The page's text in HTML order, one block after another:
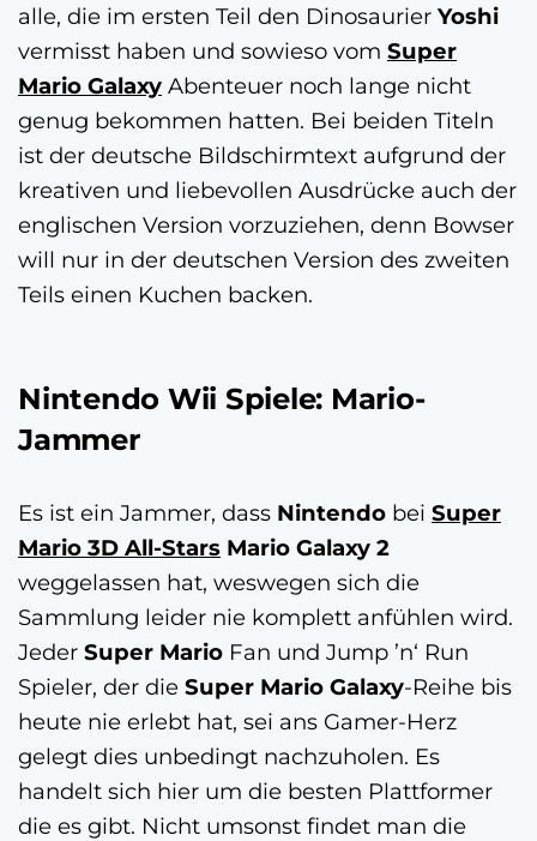
alle, die im ersten Teil den Dinosaurier Yoshi
vermisst haben und sowieso vom Super
Mario Galaxy Abenteuer noch lange nicht
genug bekommen hatten. Bei beiden Titeln
ist der deutsche Bildschirmtext aufgrund der
kreativen und liebevollen Ausdrücke auch der
englischen Version vorzuziehen, denn Bowser
will nur in der deutschen Version des zweiten
Teils einen Kuchen backen.
Nintendo Wii Spiele: Mario-
Jammer
Es ist ein Jammer, dass Nintendo bei Super
Mario 3D All-Stars Mario Galaxy 2
weggelassen hat, weswegen sich die
Sammlung leider nie komplett anfühlen wird.
Jeder Super Mario Fan und Jump ’n‘ Run
Spieler, der die Super Mario Galaxy-Reihe bis
heute nie erlebt hat, sei ans Gamer-Herz
gelegt dies unbedingt nachzuholen. Es
handelt sich hier um die besten Plattformer
die es gibt. Nicht umsonst findet man die